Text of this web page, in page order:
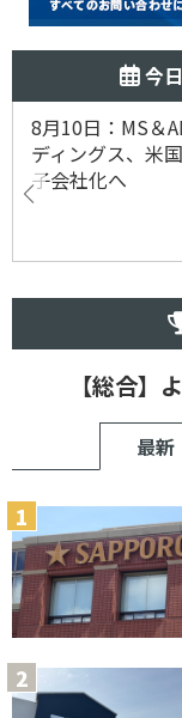
今
8月10日：MS＆
ディングス、米
子会社化へ
【総合】
最新